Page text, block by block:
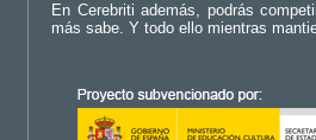
En Cerebriti además, podrás
más sabe. Y todo ello mientras